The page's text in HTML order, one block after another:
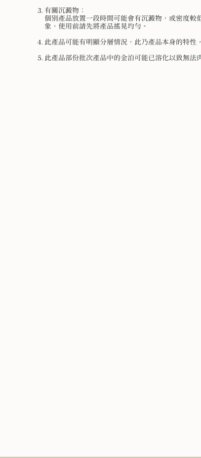
有關沉澱物：
個別產品放置一段時間可能會有沉澱物，或密度較
象，使用前請先將產品搖晃均勻。
此產品可能有明顯分層情況，此乃產品本身的特性
此產品部份批次產品中的金泊可能已溶化以致無法